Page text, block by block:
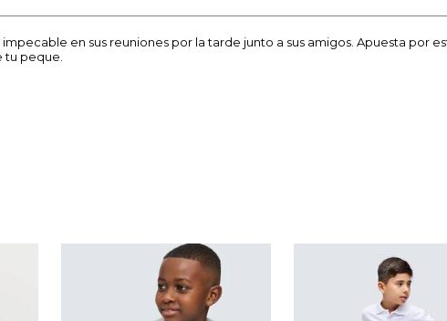
en sus reuniones por la tarde junto a sus amigos. Apuesta por
tu peque.